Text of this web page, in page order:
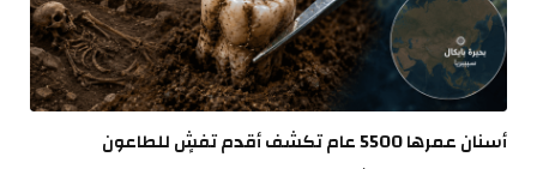
أسنان عمرها 5500 عام تكشف أقدم تفشٍ للطاعون